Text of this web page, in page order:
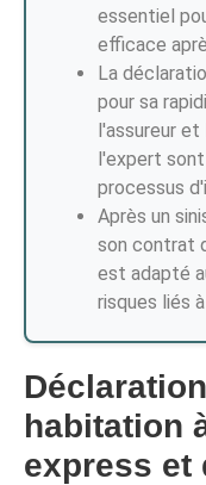
essentiel
efficace
La
pour sa
l'assureur
l'expert
processus
Après un
son contrat
est adapté
risques liés
habitation
express et